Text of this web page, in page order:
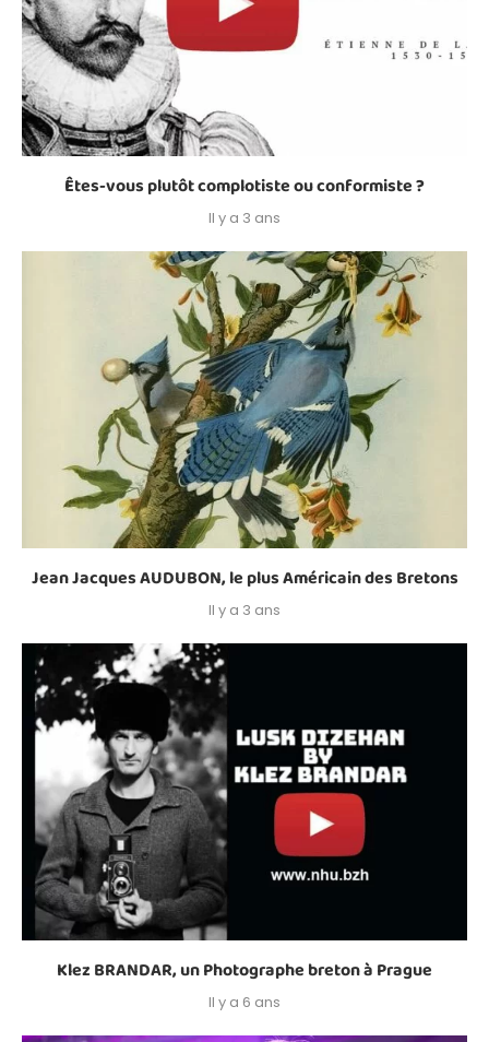
Êtes-vous plutôt complotiste ou conformiste ?
Il y a 3 ans
Jean Jacques AUDUBON, le plus Américain des Bretons
Il y a 3 ans
Klez BRANDAR, un Photographe breton à Prague
Il y a 6 ans